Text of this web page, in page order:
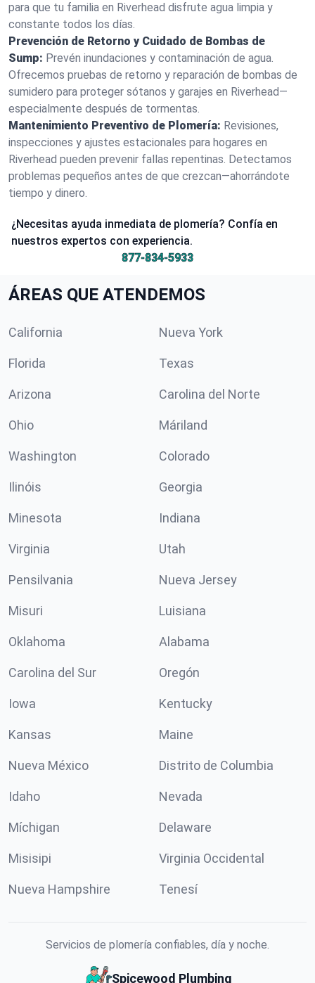
para que tu familia en Riverhead disfrute agua limpia y
constante todos los días.
Prevención de Retorno y Cuidado de Bombas de
Sump: Prevén inundaciones y contaminación de agua.
Ofrecemos pruebas de retorno y reparación de bombas de
sumidero para proteger sótanos y garajes en Riverhead—
especialmente después de tormentas.
Mantenimiento Preventivo de Plomería: Revisiones,
inspecciones y ajustes estacionales para hogares en
Riverhead pueden prevenir fallas repentinas. Detectamos
problemas pequeños antes de que crezcan—ahorrándote
tiempo y dinero.
¿Necesitas ayuda inmediata de plomería? Confía en
nuestros expertos con experiencia.
877-834-5933
ÁREAS QUE ATENDEMOS
California Nueva York
Florida Texas
Arizona Carolina del Norte
Ohio Máriland
Washington Colorado
Ilinóis Georgia
Minesota Indiana
Virginia Utah
Pensilvania Nueva Jersey
Misuri Luisiana
Oklahoma Alabama
Carolina del Sur Oregón
Iowa Kentucky
Kansas Maine
Nueva México Distrito de Columbia
Idaho Nevada
Míchigan Delaware
Misisipi Virginia Occidental
Nueva Hampshire Tenesí
Servicios de plomería confiables, día y noche.
Spicewood Plumbing